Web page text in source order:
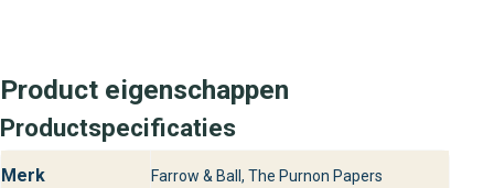
Product eigenschappen
Productspecificaties
Merk Farrow & Ball, The Purnon Papers